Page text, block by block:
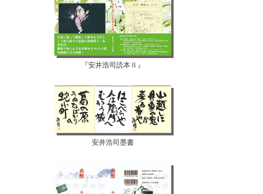
『安井浩司読本Ⅱ』
安井浩司墨書